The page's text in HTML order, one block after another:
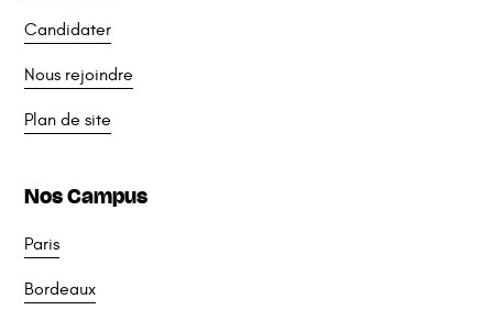
Candidater
Nous rejoindre
Plan de site
Nos Campus
Paris
Bordeaux